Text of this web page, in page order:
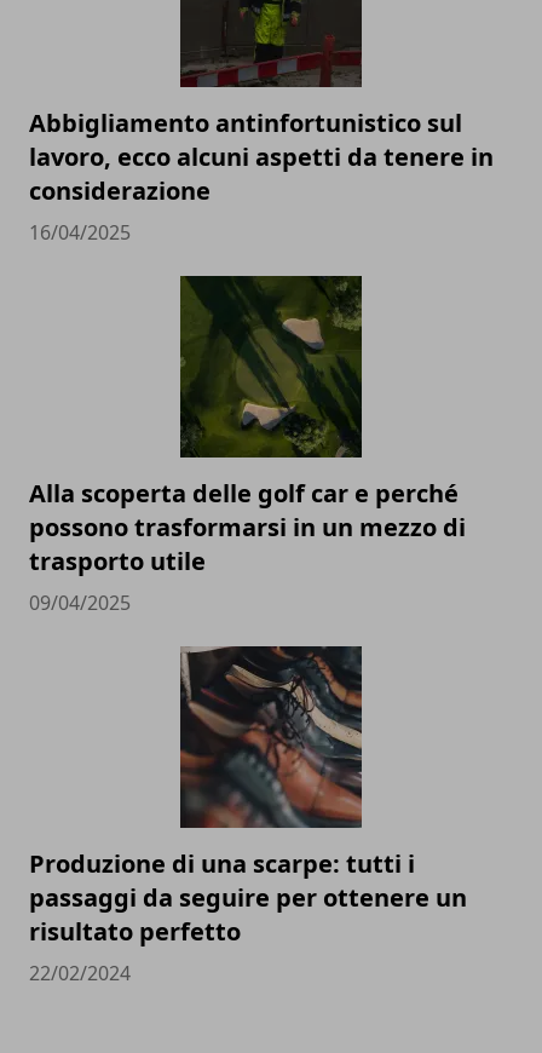
Abbigliamento antinfortunistico sul
lavoro, ecco alcuni aspetti da tenere in
considerazione
16/04/2025
Alla scoperta delle golf car e perché
possono trasformarsi in un mezzo di
trasporto utile
09/04/2025
Produzione di una scarpe: tutti i
passaggi da seguire per ottenere un
risultato perfetto
22/02/2024